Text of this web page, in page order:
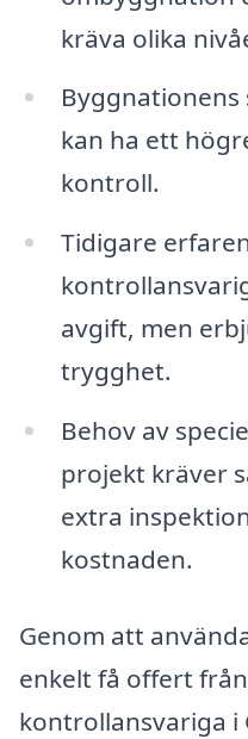
kräva olika
kan ha ett
kontroll.
Tidigare
avgift, men
trygghet.
Behov av
projekt kräver
extra
kostnaden.
Genom att
enkelt få offert
kontrollansvariga i